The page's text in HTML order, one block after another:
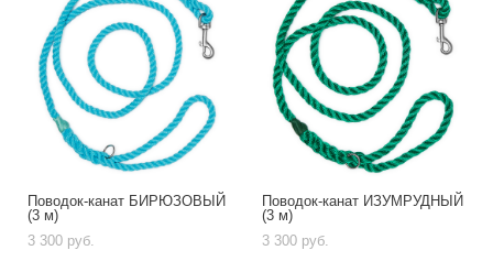
Поводок-канат БИРЮЗОВЫЙ
(3 м)
3 300 pуб.
Поводок-канат ИЗУМРУДНЫЙ
(3 м)
3 300 pуб.